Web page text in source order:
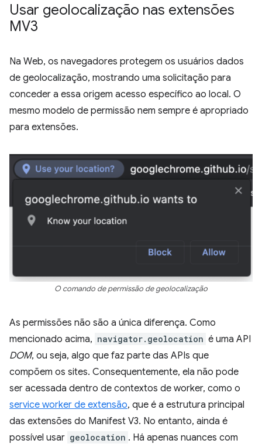
Usar geolocalização nas extensões
MV3
Na Web, os navegadores protegem os usuários dados
de geolocalização, mostrando uma solicitação para
conceder a essa origem acesso específico ao local. O
mesmo modelo de permissão nem sempre é apropriado
para extensões.
O comando de permissão de geolocalização
As permissões não são a única diferença. Como
mencionado acima, navigator.geolocation é uma API
DOM, ou seja, algo que faz parte das APIs que
compõem os sites. Consequentemente, ela não pode
ser acessada dentro de contextos de worker, como o
service worker de extensão, que é a estrutura principal
das extensões do Manifest V3. No entanto, ainda é
possível usar geolocation . Há apenas nuances com